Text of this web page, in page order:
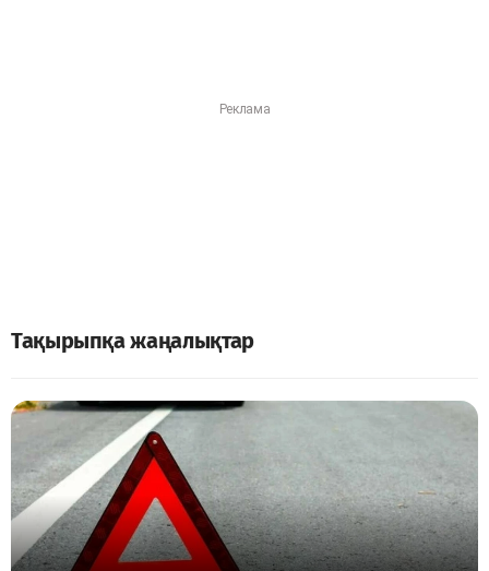
Тақырыпқа жаңалықтар